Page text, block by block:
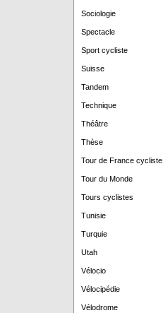
Sociologie
Spectacle
Sport cycliste
Suisse
Tandem
Technique
Théâtre
Thèse
Tour de France cycliste
Tour du Monde
Tours cyclistes
Tunisie
Turquie
Utah
Vélocio
Vélocipédie
Vélodrome